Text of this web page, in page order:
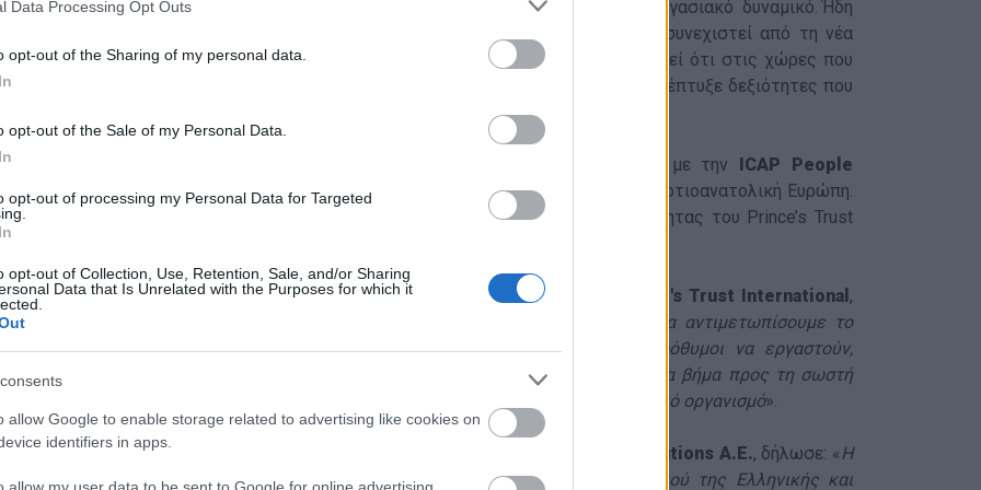
Data Processing Opt Outs
opt-out of the Sharing of my personal data.
opt-out of the Sale of my Personal Data.
opt-out of processing my Personal Data for Targeted
opt-out of Collection, Use, Retention, Sale, and/or Sharing
Data that Is Unrelated with the Purposes for which it
allow Google to enable storage related to advertising like cookies on
identifiers in apps.
στους νέους βασικές γνώσεις και δεξιότητες καθώς εντάσσονται στο εργασιακό δυναμικό. Ήδη
εκπαιδευτεί 30 νέες και νέοι από ολόκληρη την Ελλάδα και το πρόγραμμα θα συνεχιστεί από τη νέα
χρονιά, με ακόμη 30 άτομα που θα δηλώσουν συμμετοχή. Αξίζει να σημειωθεί ότι στις χώρες που
σήμερα δραστηριοποιηθεί το PTI, το 72% των συμμετεχόντων δηλώνει ότι ανέπτυξε δεξιότητες που
το Σώμα Ελλήνων Προσκόπων, προχώρησε σε στρατηγική συνεργασία με την ICAP People
, έναν από τους μεγαλύτερους οργανισμούς Executive Search & Selection στη Νοτιοανατολική Ευρώπη.
αυτό, όταν ένας συμμετέχων ολοκληρώνει το Πρόγραμμα Απασχολησιμότητας του Prince’s Trust
θα έχει άμεσα job interview με στέλεχος τoυ ομίλου εταιρειών ICAP.
Newman, Head of Delivery for Europe, Middle East & North Africa at Prince's Trust International ,
«
Η δημιουργία νέων ευκαιριών για κατάρτιση στην Ελλάδα μας επιτρέπει να αντιμετωπίσουμε το
αυξανόμενο ζήτημα της ανεργίας των νέων στη χώρα. Οι νέοι είναι πρόθυμοι να εργαστούν,
από ποτέ. Αυτή η συνεργασία με τους Προσκόπους στην Ελλάδα είναι ένα βήμα προς τη σωστή
και είμαστε πολύ χαρούμενοι που συνεργαζόμαστε με έναν τέτοιο φανταστικό οργανισμό».
του οΓιώργος Χάρος, Εκτελεστικός Διευθυντής στην ICAP People Solutions Α.Ε., δήλωσε: «H
Solutions, με ηγετική θέση, μεταξύ των εταιρειών Ανθρώπινου Δυναμικού της Ελληνικής και